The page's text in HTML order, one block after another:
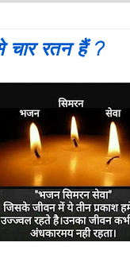
रतन हैं ?